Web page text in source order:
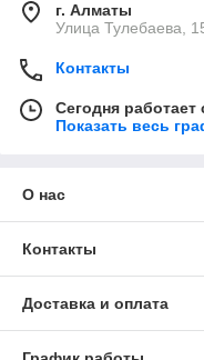
г. Алматы
Улица Тулебаева,
Контакты
Сегодня работает
Показать весь
О нас
Контакты
Доставка и оплата